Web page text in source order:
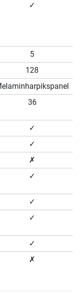
✓
5
128
36
✓
✓
✗
✓
✓
✓
✓
✗